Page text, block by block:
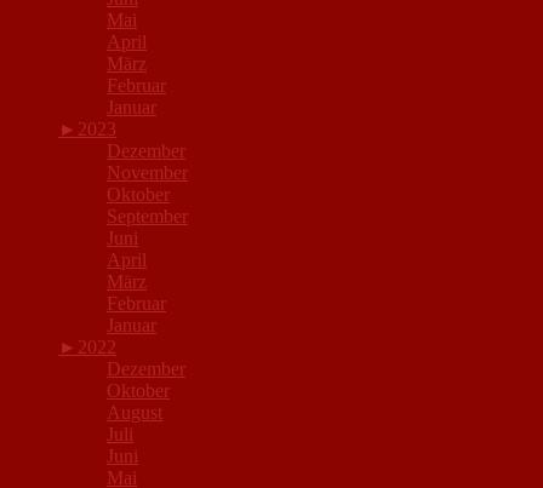
Mai
April
März
Februar
Januar
► 2023
Dezember
November
Oktober
September
Juni
April
März
Februar
Januar
► 2022
Dezember
Oktober
August
Juli
Juni
Mai